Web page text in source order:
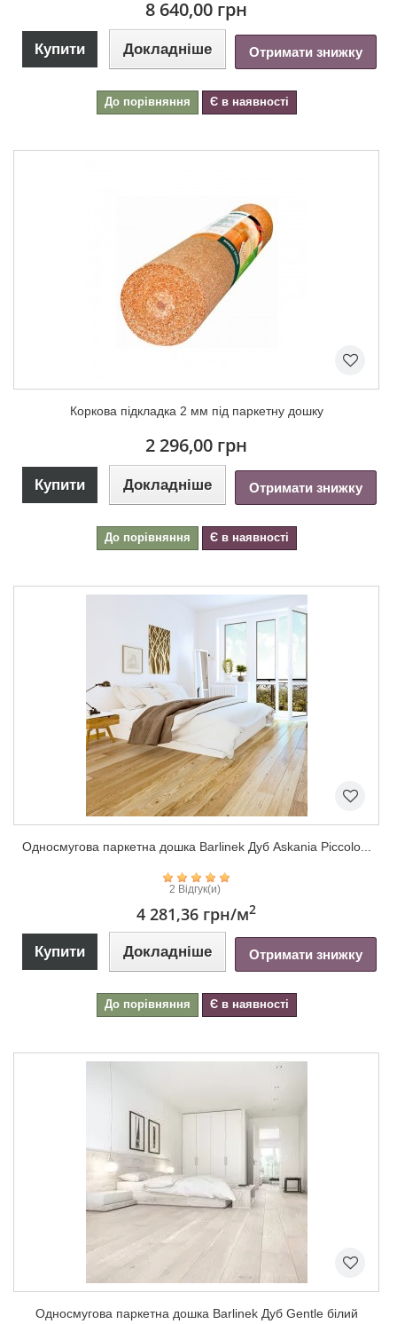
8 640,00 грн
Купити Докладніше Отримати знижку
До порівняння Є в наявності
Коркова підкладка 2 мм під паркетну дошку
2 296,00 грн
Купити Докладніше Отримати знижку
До порівняння Є в наявності
Односмугова паркетна дошка Barlinek Дуб Askania Piccolo...
2 Відгук(и)
4 281,36 грн/м2
Купити Докладніше Отримати знижку
До порівняння Є в наявності
Односмугова паркетна дошка Barlinek Дуб Gentle білий